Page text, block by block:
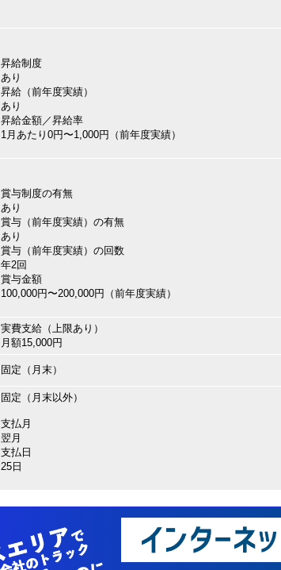
昇給制度
あり
昇給（前年度実績）
あり
昇給金額／昇給率
1月あたり0円〜1,000円（前年度実績）
賞与制度の有無
あり
賞与（前年度実績）の有無
あり
賞与（前年度実績）の回数
年2回
賞与金額
100,000円〜200,000円（前年度実績）
実費支給（上限あり）
月額15,000円
固定（月末）
固定（月末以外）
支払月
翌月
支払日
25日